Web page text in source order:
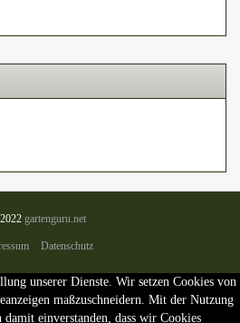
gartenguru.net
Datenschutz
unserer Dienste. Wir setzen Cookies von
maßzuschneidern. Mit der Nutzung
einverstanden, dass wir Cookies